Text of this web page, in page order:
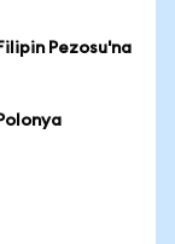
Pezosu'na